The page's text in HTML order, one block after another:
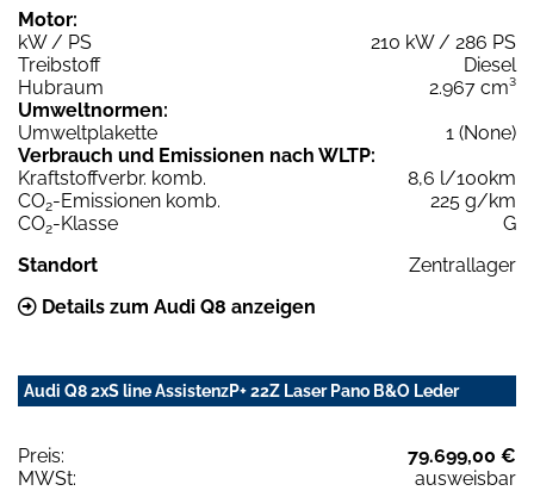
Motor:
kW / PS
210 kW / 286 PS
Treibstoff
Diesel
Hubraum
2.967 cm³
Umweltnormen:
Umweltplakette
1 (None)
Verbrauch und Emissionen nach WLTP:
Kraftstoffverbr. komb.
8,6 l/100km
CO2-Emissionen komb.
225 g/km
CO2-Klasse
G
Standort
Zentrallager
Details zum Audi Q8 anzeigen
Audi Q8 2xS line AssistenzP+ 22Z Laser Pano B&O Leder
Preis:
79.699,00 €
MWSt:
ausweisbar